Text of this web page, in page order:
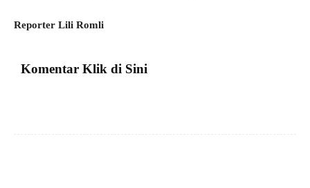
Reporter Lili Romli
Komentar Klik di Sini